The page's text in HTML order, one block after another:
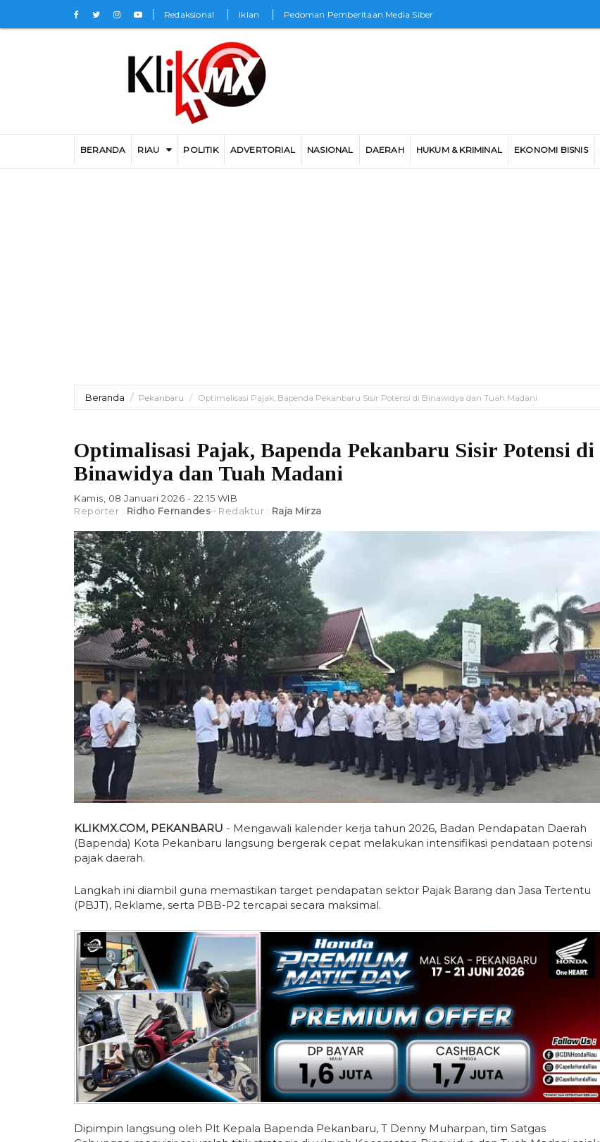
Redaksional Iklan Pedoman Pemberitaan Media Siber
BERANDA RIAU POLITIK ADVERTORIAL NASIONAL DAERAH HUKUM & KRIMINAL EKONOMI BISNIS
Beranda Pekanbaru Optimalisasi Pajak, Bapenda Pekanbaru Sisir Potensi di Binawidya dan Tuah Madani
Optimalisasi Pajak, Bapenda Pekanbaru Sisir Potensi di
Binawidya dan Tuah Madani
Kamis, 08 Januari 2026 - 22:15 WIB
Reporter : Ridho Fernandes Redaktur : Raja Mirza
KLIKMX.COM, PEKANBARU - Mengawali kalender kerja tahun 2026, Badan Pendapatan Daerah
(Bapenda) Kota Pekanbaru langsung bergerak cepat melakukan intensifikasi pendataan potensi
pajak daerah.
Langkah ini diambil guna memastikan target pendapatan sektor Pajak Barang dan Jasa Tertentu
(PBJT), Reklame, serta PBB-P2 tercapai secara maksimal.
Dipimpin langsung oleh Plt Kepala Bapenda Pekanbaru, T Denny Muharpan, tim Satgas